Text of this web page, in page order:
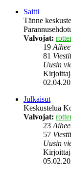
Saitti
Tänne
Valvojat:
19
81 Viestit
Uusin
Julkaisut
Keskustelua
Valvojat:
23
57 Viestit
Uusin